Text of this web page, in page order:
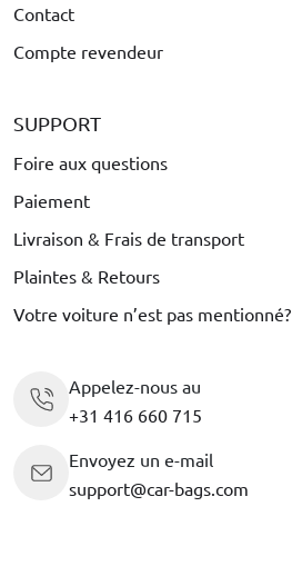
Contact
Compte revendeur
SUPPORT
Foire aux questions
Paiement
Livraison & Frais de transport
Plaintes & Retours
Votre voiture n’est pas mentionné?
Appelez-nous au
+31 416 660 715
Envoyez un e-mail
support@car-bags.com